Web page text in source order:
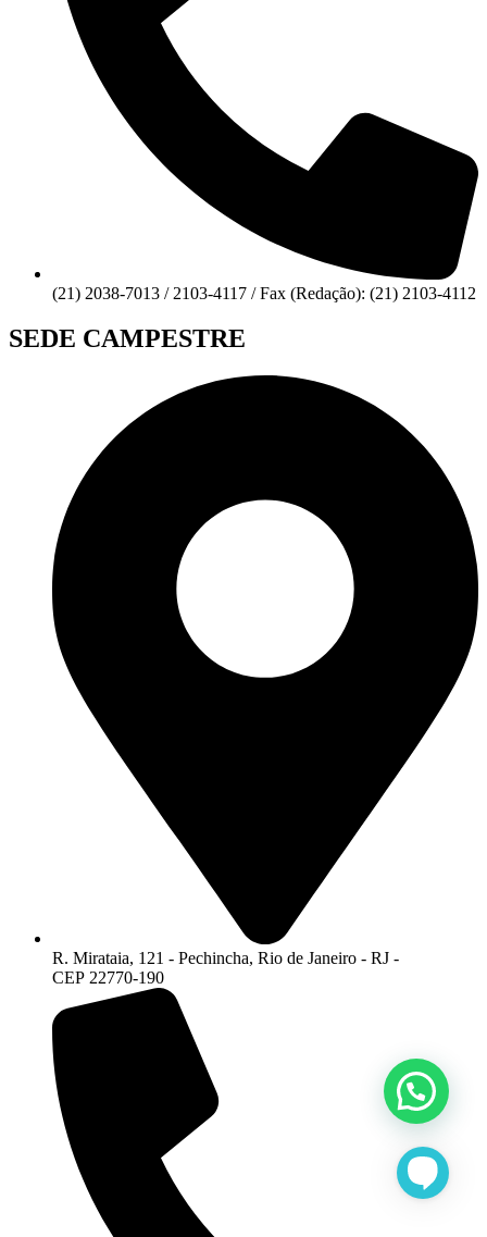
(21) 2038-7013 / 2103-4117 / Fax (Redação): (21) 2103-4112
SEDE CAMPESTRE
R. Mirataia, 121 - Pechincha, Rio de Janeiro - RJ -
CEP 22770-190